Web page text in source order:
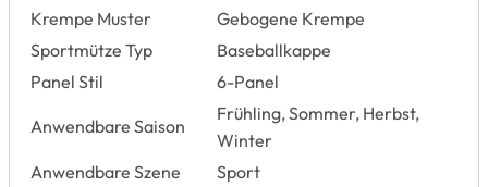
Krempe Muster
Gebogene Krempe
Sportmütze Typ
Baseballkappe
Panel Stil
6-Panel
Anwendbare Saison
Frühling, Sommer, Herbst,
Winter
Anwendbare Szene
Sport